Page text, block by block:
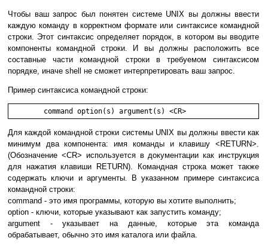
Чтобы ваш запрос был понятен системе UNIX вы должны ввести
каждую команду в корректном формате или синтаксисе командной
строки. Этот синтаксис определяет порядок, в котором вы вводите
компоненты командной строки. И вы должны расположить все
составные части командной строки в требуемом синтаксисом
порядке, иначе shell не сможет интерпретировать ваш запрос.
Пример синтаксиса командной строки:
Для каждой командной строки системы UNIX вы должны ввести как
минимум два компонента: имя команды и клавишу <RETURN>.
(Обозначение <CR> используется в документации как инструкция
для нажатия клавиши RETURN). Командная строка может также
содержать ключи и аргументы. В указанном примере синтаксиса
командной строки:
command - это имя программы, которую вы хотите выполнить;
option - ключи, которые указывают как запустить команду;
argument - указывает на данные, которые эта команда
обрабатывает, обычно это имя каталога или файла.